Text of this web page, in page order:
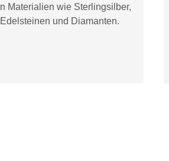
Materialien wie Sterlingsilber,
und Diamanten.